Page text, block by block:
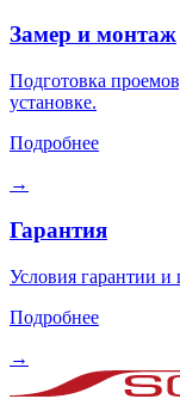
Замер и монтаж
Подготовка
установке.
Подробнее
→
Гарантия
Условия гарантии и
Подробнее
→